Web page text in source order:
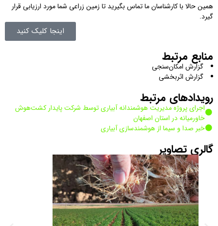
همین حالا با کارشناسان ما تماس بگیرید تا زمین زراعی شما مورد ارزیابی قرار
گیرد.
اینجا کلیک کنید
منابع مرتبط
گزارش امکان‌سنجی
گزارش اثربخشی
رویدادهای مرتبط
اجرای پروژه مدیریت هوشمندانه آبیاری توسط شرکت پایدار کشت‌هوش
خاورمیانه در استان اصفهان
خبر صدا و سیما از هوشمندسازی آبیاری
گالری تصاویر